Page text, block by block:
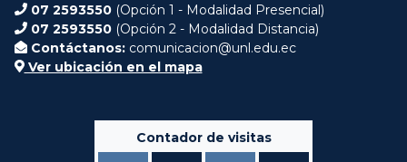
07 2593550 (Opción 1 - Modalidad Presencial)
07 2593550 (Opción 2 - Modalidad Distancia)
Contáctanos: comunicacion@unl.edu.ec
Ver ubicación en el mapa
Contador de visitas